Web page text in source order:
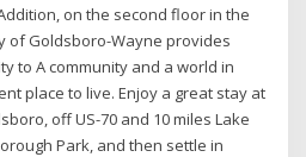
on the second floor in the
of Goldsboro-Wayne provides
to A community and a world in
place to live. Enjoy a great stay at
off US-70 and 10 miles Lake
Park, and then settle in